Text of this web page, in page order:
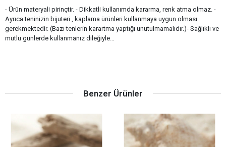
- Ürün materyali pirinçtir. - Dikkatli kullanımda kararma, renk atma olmaz. -
Ayrıca teninizin bijuteri , kaplama ürünleri kullanmaya uygun olması
gerekmektedir. (Bazı tenlerin karartma yaptığı unutulmamalıdır.)- Sağlıklı ve
mutlu günlerde kullanmanız dileğiyle…
Benzer Ürünler